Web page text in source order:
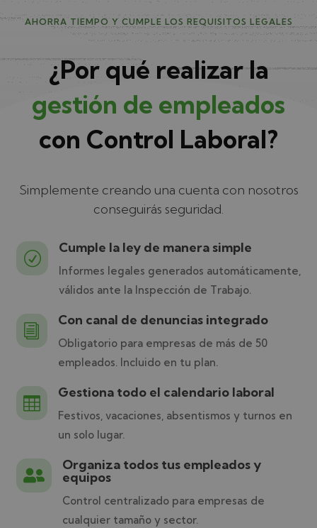
AHORRA TIEMPO Y CUMPLE LOS REQUISITOS LEGALES
¿Por qué realizar la
gestión de empleados
con Control Laboral?
Simplemente creando una cuenta con nosotros
conseguirás seguridad.
R
Cumple la ley de manera simple
Informes legales generados automáticamente,
válidos ante la Inspección de Trabajo.
i
Con canal de denuncias integrado
Obligatorio para empresas de más de 50
empleados. Incluido en tu plan.

Gestiona todo el calendario laboral
Festivos, vacaciones, absentismos y turnos en
un solo lugar.

Organiza todos tus empleados y
equipos
Control centralizado para empresas de
cualquier tamaño y sector.